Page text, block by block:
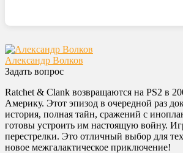
Александр Волков
Задать вопрос
Ratchet & Clank возвращаются на PS2 в
Америку. Этот эпизод в очередной раз
история, полная тайн, сражений с
готовы устроить им настоящую войну.
перестрелки. Это отличный выбор для
новое межгалактическое приключение!